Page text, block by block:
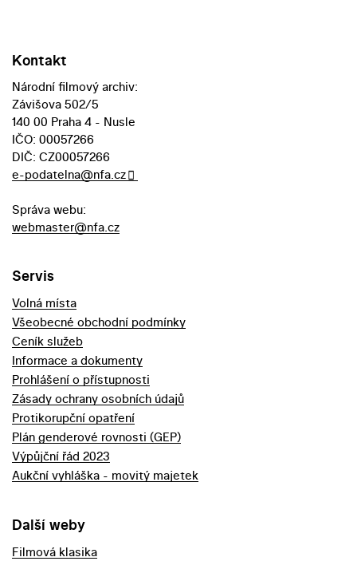
Kontakt
Národní filmový archiv:
Závišova 502/5
140 00 Praha 4 - Nusle
IČO: 00057266
DIČ: CZ00057266
e-podatelna@nfa.cz
Správa webu:
webmaster@nfa.cz
Servis
Volná místa
Všeobecné obchodní podmínky
Ceník služeb
Informace a dokumenty
Prohlášení o přístupnosti
Zásady ochrany osobních údajů
Protikorupční opatření
Plán genderové rovnosti (GEP)
Výpůjční řád 2023
Aukční vyhláška - movitý majetek
Další weby
Filmová klasika